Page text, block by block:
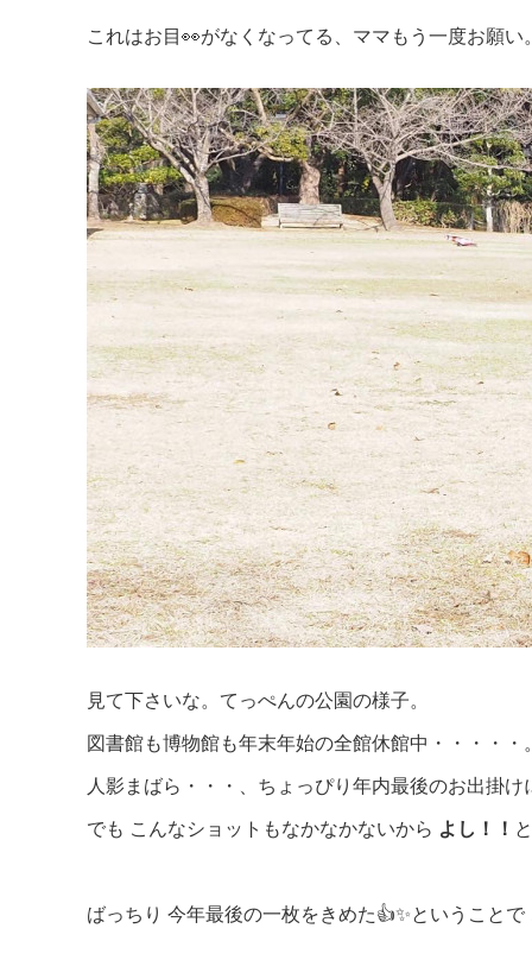
これはお目👀がなくなってる、ママもう一度お願い
見て下さいな。てっぺんの公園の様子。
図書館も博物館も年末年始の全館休館中・・・・・
人影まばら・・・、ちょっぴり年内最後のお出掛
でも こんなショットもなかなかないから よし！！
ばっちり 今年最後の一枚をきめた👍✨ということ